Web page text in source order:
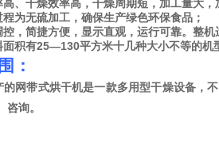
、干燥效率高，干燥周期短，加工量大
为无硫加工，确保生产绿色环保食品；
，简捷方便，显示直观，运行可靠。整机
积有25—130平方米十几种大小不等的机
：
的网带式烘干机是一款多用型干燥设备，
咨询。